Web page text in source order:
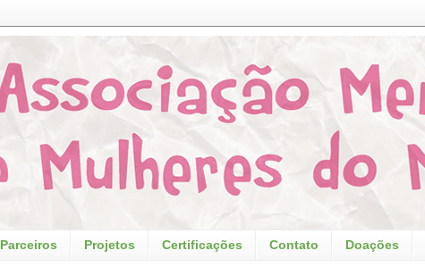
Parceiros Projetos Certificações Contato Doações